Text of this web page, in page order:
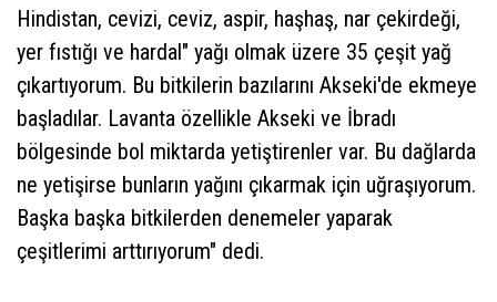
Hindistan, cevizi, ceviz, aspir, haşhaş, nar çekirdeği,
yer fıstığı ve hardal" yağı olmak üzere 35 çeşit yağ
çıkartıyorum. Bu bitkilerin bazılarını Akseki'de ekmeye
başladılar. Lavanta özellikle Akseki ve İbradı
bölgesinde bol miktarda yetiştirenler var. Bu dağlarda
ne yetişirse bunların yağını çıkarmak için uğraşıyorum.
Başka başka bitkilerden denemeler yaparak
çeşitlerimi arttırıyorum" dedi.